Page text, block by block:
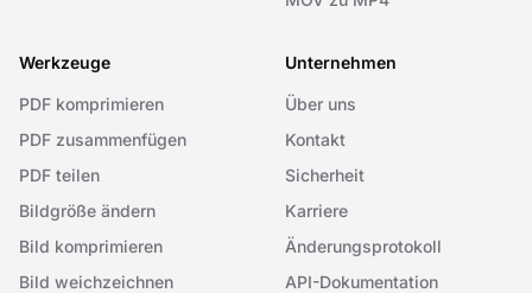
Werkzeuge
PDF komprimieren
PDF zusammenfügen
PDF teilen
Bildgröße ändern
Bild komprimieren
Bild weichzeichnen
Unternehmen
Über uns
Kontakt
Sicherheit
Karriere
Änderungsprotokoll
API-Dokumentation